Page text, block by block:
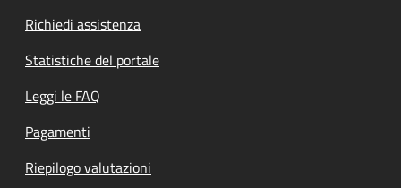
Richiedi assistenza
Statistiche del portale
Leggi le FAQ
Pagamenti
Riepilogo valutazioni